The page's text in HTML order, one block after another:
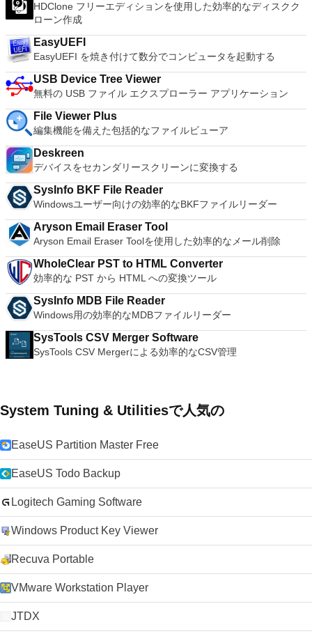
HDClone フリーエディションを使用した効率的なディスクク
ローン作成
EasyUEFI
EasyUEFI を焼き付けて数分でコンピュータを起動する
USB Device Tree Viewer
無料の USB ファイル エクスプローラー アプリケーション
File Viewer Plus
編集機能を備えた包括的なファイルビューア
Deskreen
デバイスをセカンダリースクリーンに変換する
SysInfo BKF File Reader
Windowsユーザー向けの効率的なBKFファイルリーダー
Aryson Email Eraser Tool
Aryson Email Eraser Toolを使用した効率的なメール削除
WholeClear PST to HTML Converter
効率的な PST から HTML への変換ツール
SysInfo MDB File Reader
Windows用の効率的なMDBファイルリーダー
SysTools CSV Merger Software
SysTools CSV Mergerによる効率的なCSV管理
System Tuning & Utilitiesで人気の
EaseUS Partition Master Free
EaseUS Todo Backup
Logitech Gaming Software
Windows Product Key Viewer
Recuva Portable
VMware Workstation Player
JTDX